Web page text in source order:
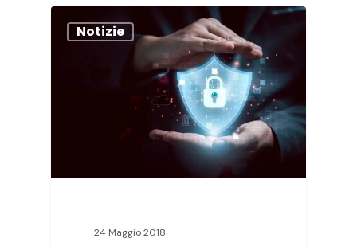
Notizie
24 Maggio 2018